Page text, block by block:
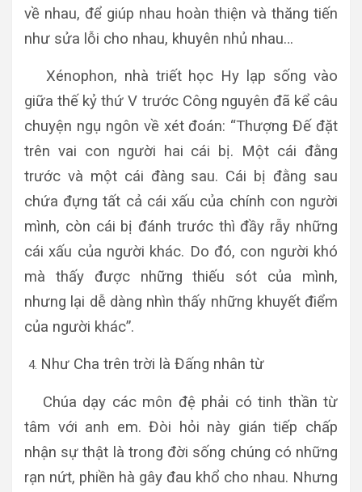
về nhau, để giúp nhau hoàn thiện và thăng tiến
như sửa lỗi cho nhau, khuyên nhủ nhau…
Xénophon, nhà triết học Hy lạp sống vào
giữa thế kỷ thứ V trước Công nguyên đã kể câu
chuyện ngụ ngôn về xét đoán: “Thượng Đế đặt
trên vai con người hai cái bị. Một cái đằng
trước và một cái đàng sau. Cái bị đằng sau
chứa đựng tất cả cái xấu của chính con người
mình, còn cái bị đánh trước thì đầy rẫy những
cái xấu của người khác. Do đó, con người khó
mà thấy được những thiếu sót của mình,
nhưng lại dễ dàng nhìn thấy những khuyết điểm
của người khác”.
Như Cha trên trời là Đấng nhân từ
Chúa dạy các môn đệ phải có tinh thần từ
tâm với anh em. Đòi hỏi này gián tiếp chấp
nhận sự thật là trong đời sống chúng có những
rạn nứt, phiền hà gây đau khổ cho nhau. Nhưng